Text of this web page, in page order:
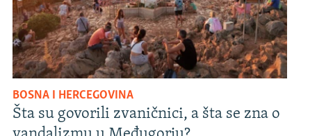
BOSNA I HERCEGOVINA
Šta su govorili zvaničnici, a šta se zna o